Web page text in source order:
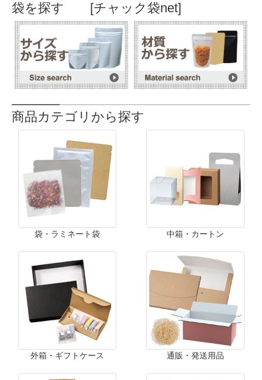
袋を探す [チャック袋net]
商品カテゴリから探す
袋・ラミネート袋 中箱・カートン
外箱・ギフトケース 通販・発送用品